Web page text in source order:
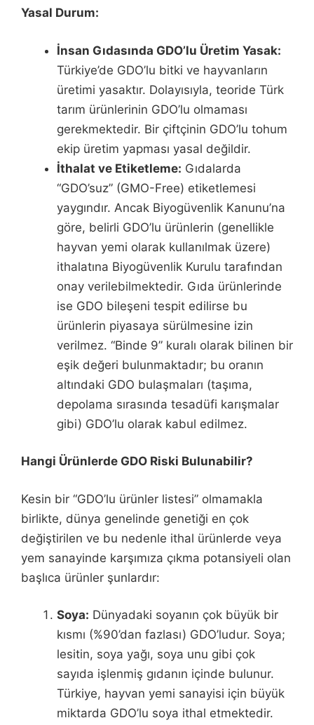
Yasal Durum:
İnsan Gıdasında GDO’lu Üretim Yasak:
Türkiye’de GDO’lu bitki ve hayvanların
üretimi yasaktır. Dolayısıyla, teoride Türk
tarım ürünlerinin GDO’lu olmaması
gerekmektedir. Bir çiftçinin GDO’lu tohum
ekip üretim yapması yasal değildir.
İthalat ve Etiketleme: Gıdalarda
“GDO’suz” (GMO-Free) etiketlemesi
yaygındır. Ancak Biyogüvenlik Kanunu’na
göre, belirli GDO’lu ürünlerin (genellikle
hayvan yemi olarak kullanılmak üzere)
ithalatına Biyogüvenlik Kurulu tarafından
onay verilebilmektedir. Gıda ürünlerinde
ise GDO bileşeni tespit edilirse bu
ürünlerin piyasaya sürülmesine izin
verilmez. “Binde 9” kuralı olarak bilinen bir
eşik değeri bulunmaktadır; bu oranın
altındaki GDO bulaşmaları (taşıma,
depolama sırasında tesadüfi karışmalar
gibi) GDO’lu olarak kabul edilmez.
Hangi Ürünlerde GDO Riski Bulunabilir?
Kesin bir “GDO’lu ürünler listesi” olmamakla
birlikte, dünya genelinde genetiği en çok
değiştirilen ve bu nedenle ithal ürünlerde veya
yem sanayinde karşımıza çıkma potansiyeli olan
başlıca ürünler şunlardır:
Soya: Dünyadaki soyanın çok büyük bir
kısmı (%90’dan fazlası) GDO’ludur. Soya;
lesitin, soya yağı, soya unu gibi çok
sayıda işlenmiş gıdanın içinde bulunur.
Türkiye, hayvan yemi sanayisi için büyük
miktarda GDO’lu soya ithal etmektedir.